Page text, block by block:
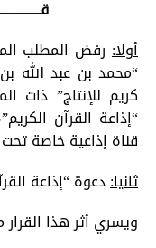
أولا:
“محمد بن عبد الله
“إذاعة القرآن
قناة إذاعية خاصة
ثانيا:دعوة “إذاعة
ويسري أثر هذا